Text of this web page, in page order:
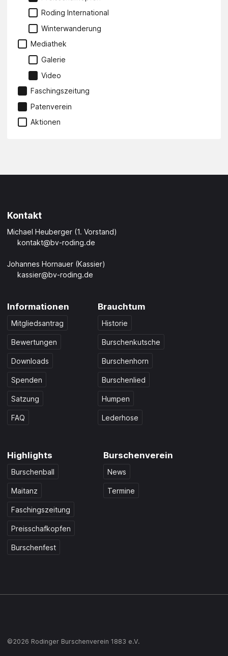
Roding International
Winterwanderung
Mediathek
Galerie
Video
Faschingszeitung
Patenverein
Aktionen
Kontakt
Michael Heuberger (1. Vorstand)
kontakt@bv-roding.de
Johannes Hornauer (Kassier)
kassier@bv-roding.de
Informationen
Mitgliedsantrag
Bewertungen
Downloads
Spenden
Satzung
FAQ
Brauchtum
Historie
Burschenkutsche
Burschenhorn
Burschenlied
Humpen
Lederhose
Highlights
Burschenball
Maitanz
Faschingszeitung
Preisschafkopfen
Burschenfest
Burschenverein
News
Termine
©2026 Rodinger Burschenverein 1883 e.V.